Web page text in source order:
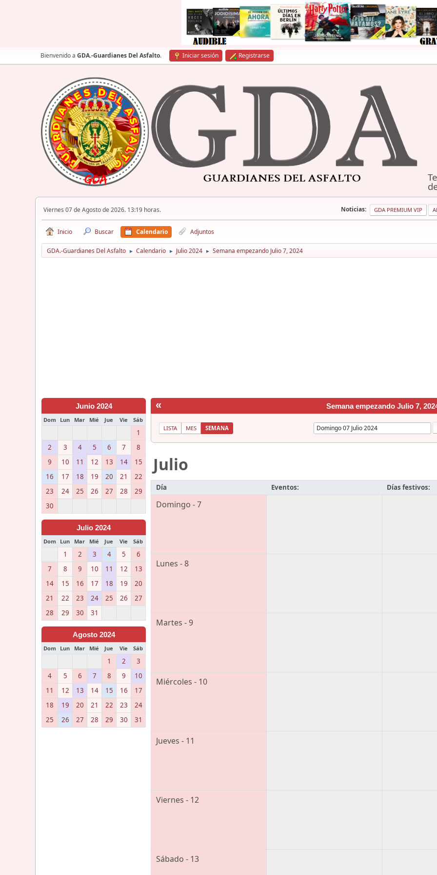
Bienvenido a GDA.-Guardianes Del Asfalto. Iniciar sesión Registrarse
Viernes 07 de Agosto de 2026. 13:19 horas. Noticias: GDA PREMIUM VIP
Inicio Buscar Calendario Adjuntos
GDA.-Guardianes Del Asfalto ► Calendario ► Julio 2024 ► Semana empezando Julio 7, 2024
Junio 2024
Dom Lun Mar Mié Jue Vie Sáb
1
2
3 4 5 6 7
8
9
10 11 12 13 14
15
16
17 18 19 20 21
22
23
24 25 26 27 28
29
30
Julio 2024
Dom Lun Mar Mié Jue Vie Sáb
1 2 3 4 5
6
7
8 9 10 11 12
13
14
15 16 17 18 19
20
21
22 23 24 25 26
27
28
29 30 31
Agosto 2024
Dom Lun Mar Mié Jue Vie Sáb
1 2
3
4
5 6 7 8 9
10
11
12 13 14 15 16
17
18
19 20 21 22 23
24
25
26 27 28 29 30 31
« Semana empezando Julio 7,
LISTA MES SEMANA
Julio
Día Eventos: Días festivos:
Domingo - 7
Lunes - 8
Martes - 9
Miércoles - 10
Jueves - 11
Viernes - 12
Sábado - 13